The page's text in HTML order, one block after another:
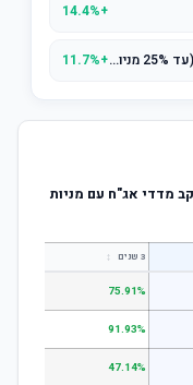
+14.4%
מיטב גמל להשקעה סחיר - אג"ח עם מניות (עד 25% מניות)+11.7%
מדדי אג"ח עם מניות
3 שנים ↕
75.91%
91.93%
47.14%